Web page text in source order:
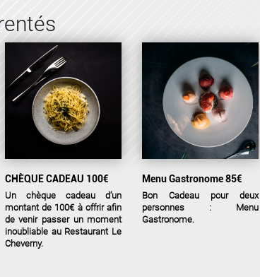
CHÈQUE CADEAU 100€
Un chèque cadeau d’un
montant de 100€ à offrir afin
de venir passer un moment
inoubliable au Restaurant Le
Cheverny.
Menu Gastronome 85€
Bon Cadeau pour deux
personnes : Menu
Gastronome.